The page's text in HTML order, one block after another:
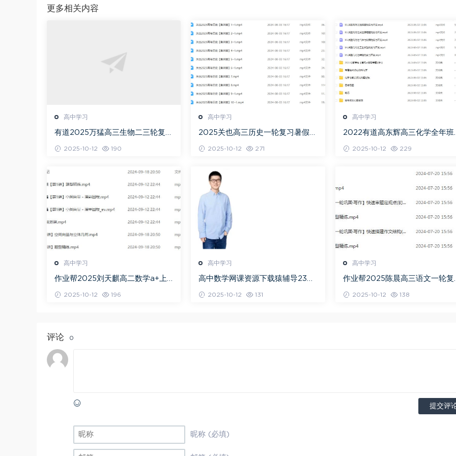
更多相关内容
高中学习
有道2025万猛高三生物二三轮复习
2025-10-12 190
高中学习
2025关也高三历史一轮复习暑假班
2025-10-12 271
高中学习
2022有道高东辉高三化学全年班
2025-10-12 229
高中学习
作业帮2025刘天麒高二数学a+上
2025-10-12 196
高中学习
高中数学网课资源下载猿辅导23年
2025-10-12 131
高中学习
作业帮2025陈晨高三语文一轮复
2025-10-12 138
评论 0
提交评
昵称 (必填)